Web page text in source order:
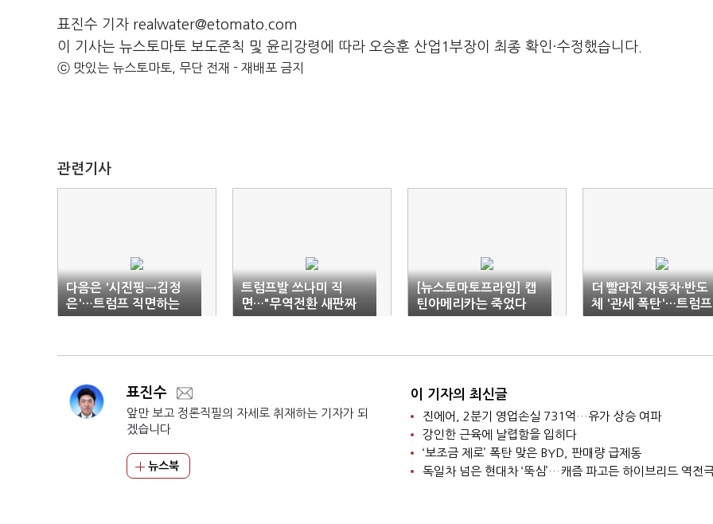
표진수 기자 realwater@etomato.com
이 기사는 뉴스토마토 보도준칙 및 윤리강령에 따라 오승훈 산업1부장이 최종 확인·수정했습니다.
ⓒ 맛있는 뉴스토마토, 무단 전재 - 재배포 금지
관련기사
다음은 '시진핑→김정
은'…트럼프 직면하는
한반도
트럼프발 쓰나미 직
면…"무역전환 새판짜
야"
[뉴스토마토프라임] 캡
틴아메리카는 죽었다
더 빨라진 자동차·반도
체 '관세 폭탄'…트럼
3월 예고
표진수
앞만 보고 정론직필의 자세로 취재하는 기자가 되
겠습니다
뉴스북
이 기자의 최신글
진에어, 2분기 영업손실 731억…유가 상승 여파
강인한 근육에 날렵함을 입히다
‘보조금 제로’ 폭탄 맞은 BYD, 판매량 급제동
독일차 넘은 현대차 ‘뚝심’…캐즘 파고든 하이브리드 역전